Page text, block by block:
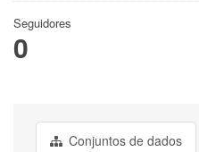
Seguidores
0
Conjuntos de dados